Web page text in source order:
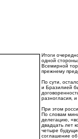
Итоги
одной
Всемирной
прежнему
По сути,
и Бразилией
разногласия,
При этом
По словам
делегацию,
двадцать лет
четыре
соглашение